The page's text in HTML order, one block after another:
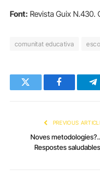
Font: Revista Guix N.430.
comunitat educativa
Twitter Facebook
PREVIOUS
Noves
Respostes